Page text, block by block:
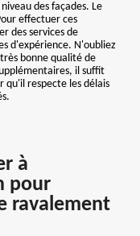
des façades. Le
effectuer ces
des services de
d'expérience. N'oubliez
bonne qualité de
il suffit
qu'il respecte les délais
à
pour
ravalement